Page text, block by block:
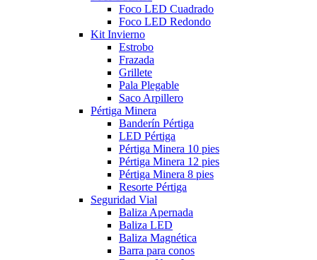
Foco LED Cuadrado
Foco LED Redondo
Kit Invierno
Estrobo
Frazada
Grillete
Pala Plegable
Saco Arpillero
Pértiga Minera
Banderín Pértiga
LED Pértiga
Pértiga Minera 10 pies
Pértiga Minera 12 pies
Pértiga Minera 8 pies
Resorte Pértiga
Seguridad Vial
Baliza Apernada
Baliza LED
Baliza Magnética
Barra para conos